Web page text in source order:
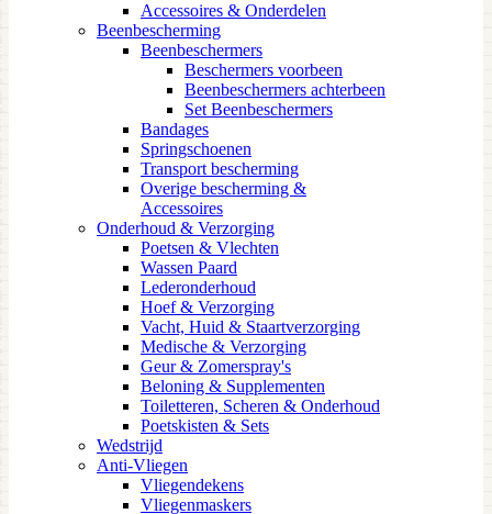
Accessoires & Onderdelen
Beenbescherming
Beenbeschermers
Beschermers voorbeen
Beenbeschermers achterbeen
Set Beenbeschermers
Bandages
Springschoenen
Transport bescherming
Overige bescherming &
Accessoires
Onderhoud & Verzorging
Poetsen & Vlechten
Wassen Paard
Lederonderhoud
Hoef & Verzorging
Vacht, Huid & Staartverzorging
Medische & Verzorging
Geur & Zomerspray's
Beloning & Supplementen
Toiletteren, Scheren & Onderhoud
Poetskisten & Sets
Wedstrijd
Anti-Vliegen
Vliegendekens
Vliegenmaskers